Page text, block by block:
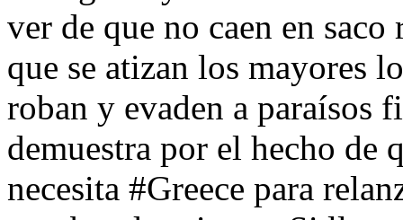
ver de que no caen en
que se atizan los mayores
roban y evaden a paraísos
demuestra por el hecho de
necesita #Greece para